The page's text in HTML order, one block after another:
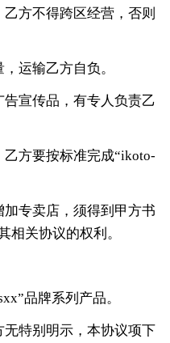
方不得跨区经营，否则
运输乙方自负。
宣传品，有专人负责乙
方要按标准完成“ikoto-
专卖店，须得到甲方书
相关协议的权利。
品牌系列产品。
特别明示，本协议项下